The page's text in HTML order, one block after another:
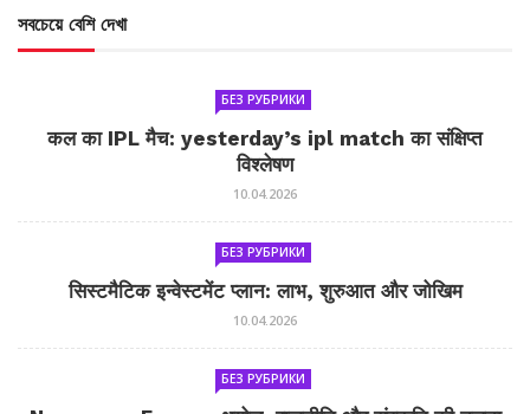
সবচেয়ে বেশি দেখা
БЕЗ РУБРИКИ
कल का IPL मैच: yesterday’s ipl match का संक्षिप्त
विश्लेषण
10.04.2026
БЕЗ РУБРИКИ
सिस्टमैटिक इन्वेस्टमेंट प्लान: लाभ, शुरुआत और जोखिम
10.04.2026
БЕЗ РУБРИКИ